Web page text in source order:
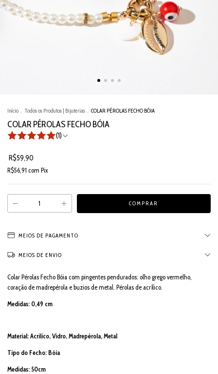
Início . Todos os Produtos | Bijuterias . COLAR PÉROLAS FECHO BÓIA
COLAR PÉROLAS FECHO BÓIA
(1)
R$59,90
R$56,91 com Pix
MEIOS DE PAGAMENTO
MEIOS DE ENVIO
Colar Pérolas Fecho Bóia com pingentes pendurados: olho grego vermelho,
coração de madrepérola e buzios de metal. Pérolas de acrílico.
Medidas: 0,49 cm
Material: Acrílico, Vidro, Madrepérola, Metal
Tipo do Fecho: Bóia
Medidas: 50cm